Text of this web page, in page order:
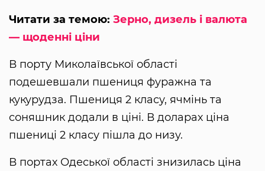
Читати за темою: Зерно, дизель і валюта
— щоденні ціни
В порту Миколаївської області
подешевшали пшениця фуражна та
кукурудза. Пшениця 2 класу, ячмінь та
соняшник додали в ціні. В доларах ціна
пшениці 2 класу пішла до низу.
В портах Одеської області знизилась ціна